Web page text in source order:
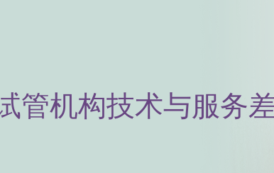
管机构技术与服务